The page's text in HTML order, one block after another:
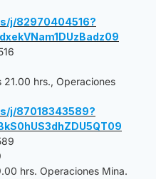
j/82970404516?
hrs., Operaciones
j/87018343589?
hrs. Operaciones Mina.